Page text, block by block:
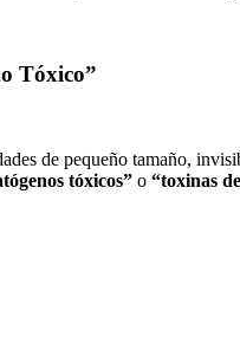
Tóxico”
de pequeño tamaño,
tóxicos” o “toxinas